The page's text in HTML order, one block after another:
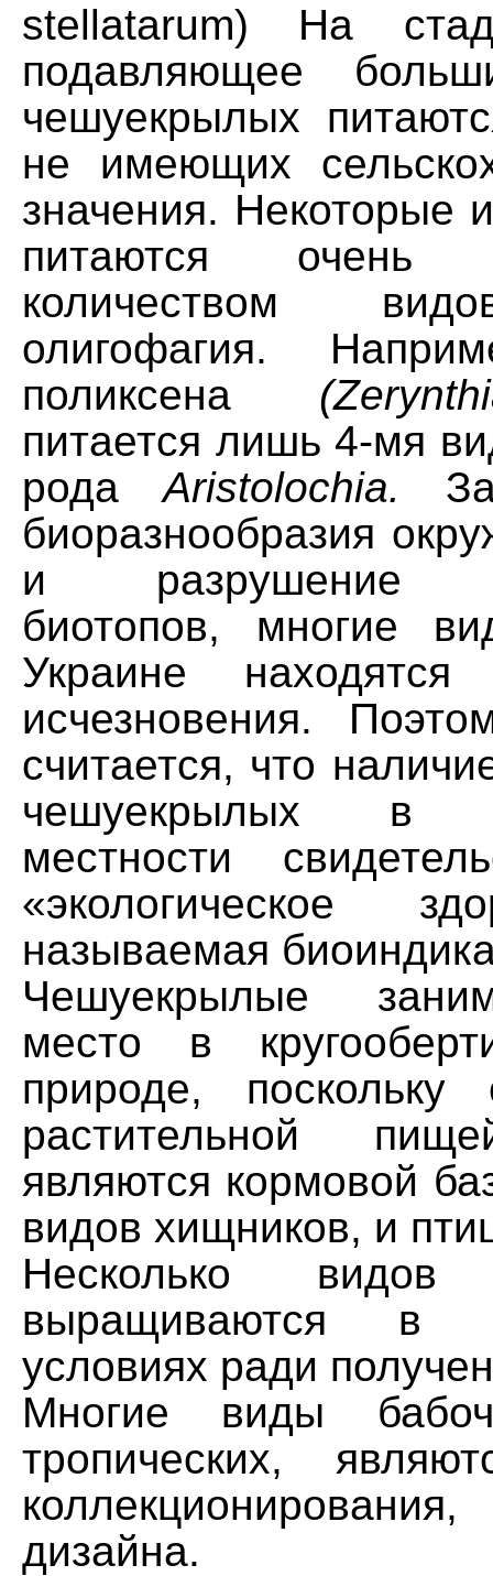
stellatarum) На
подавляющее
чешуекрылых
не имеющих
значения. Некоторые
питаются очень
количеством
олигофагия.
поликсена
питается лишь 4-мя
родаAristolochia.
биоразнообразия
и разрушение
биотопов, многие
Украине
исчезновения.
считается, что
чешуекрылых в
местности
«экологическое
называемая
Чешуекрылые
место в
природе, поскольку
растительной
являются кормовой
видов хищников, и
Несколько видов
выращиваются в
условиях ради
Многие виды
тропических,
дизайна.